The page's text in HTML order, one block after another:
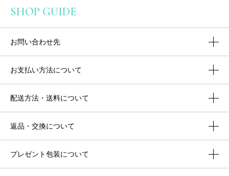
SHOP GUIDE
お問い合わせ先
お支払い方法について
配送方法・送料について
返品・交換について
プレゼント包装について